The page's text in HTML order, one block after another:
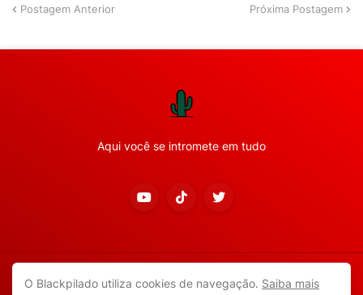
Postagem Anterior Próxima Postagem
Aqui você se intromete em tudo
Copyright ©2026Todos os direitos reservados.
O Blackpilado utiliza cookies de navegação. Saiba mais